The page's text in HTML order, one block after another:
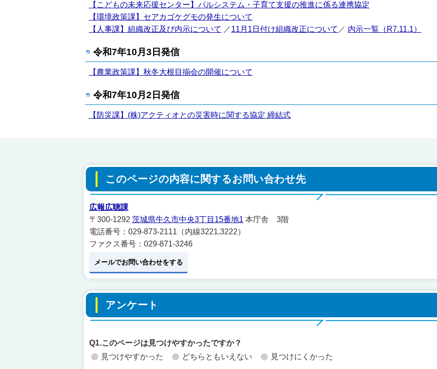
【こどもの未来応援センター】パルシステム・子育て支援の推進に係る連携協定
【環境政策課】セアカゴケグモの発生について
【人事課】組織改正及び内示について ／11月1日付け組織改正について ／ 内示一覧（R7.11.1）
令和7年10月3日発信
【農業政策課】秋冬大根目揃会の開催について
令和7年10月2日発信
【防災課】(株)アクティオとの災害時に関する協定 締結式
このページの内容に関するお問い合わせ先
広報広聴課
〒300-1292 茨城県牛久市中央3丁目15番地1 本庁舎 3階
電話番号：029-873-2111（内線3221,3222）
ファクス番号：029-871-3246
メールでお問い合わせをする
アンケート
Q1.このページは見つけやすかったですか？
見つけやすかった
どちらともいえない 見つけにくかった